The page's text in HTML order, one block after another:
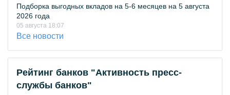
Подборка выгодных вкладов на 5-6 месяцев на 5 августа
2026 года
05 августа 18:07
Все новости
Рейтинг банков "Активность пресс-
службы банков"